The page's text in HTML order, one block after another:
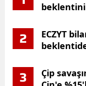
2
ECZYT
3
Çip